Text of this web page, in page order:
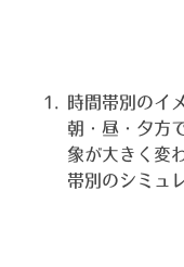
時間帯別のイ
朝・昼・夕方
象が大きく変
帯別のシミュ